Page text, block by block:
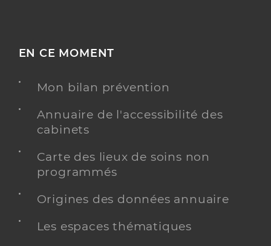
EN CE MOMENT
Mon bilan prévention
Annuaire de l'accessibilité des
cabinets
Carte des lieux de soins non
programmés
Origines des données annuaire
Les espaces thématiques